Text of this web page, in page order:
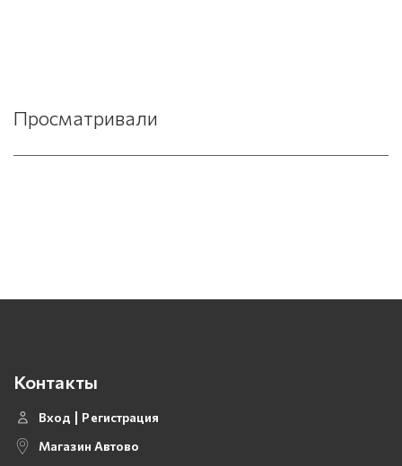
Просматривали
Контакты
Вход
Регистрация
Магазин Автово